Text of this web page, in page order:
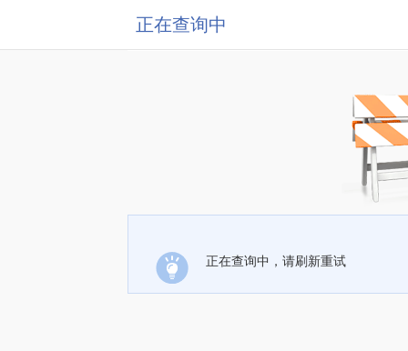
正在查询中
正在查询中，请刷新重试